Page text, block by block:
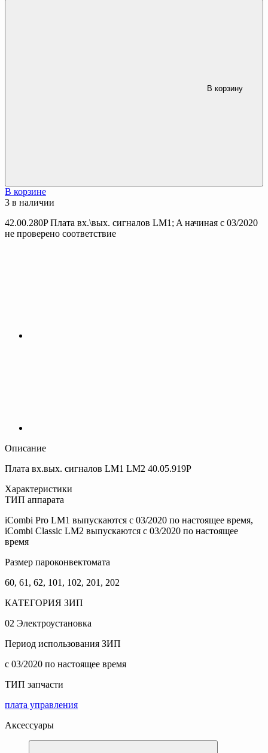
В корзине
3 в наличии
42.00.280P Плата вх.\вых. сигналов LM1; A начиная с 03/2020
не проверено соответствие
Описание
Плата вх.вых. сигналов LM1 LM2 40.05.919P
Характеристики
ТИП аппарата
iCombi Pro LM1 выпускаются с 03/2020 по настоящее время,
iCombi Classic LM2 выпускаются с 03/2020 по настоящее
время
Размер пароконвектомата
60, 61, 62, 101, 102, 201, 202
КАТЕГОРИЯ ЗИП
02 Электроустановка
Период использования ЗИП
c 03/2020 по настоящее время
ТИП запчасти
плата управления
Аксессуары